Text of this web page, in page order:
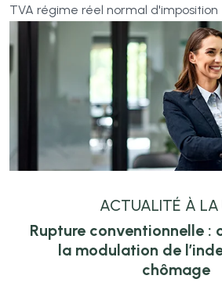
TVA régime réel normal d'imposition
ACTUALITÉ À LA
Rupture conventionnelle :
la modulation de
chômage